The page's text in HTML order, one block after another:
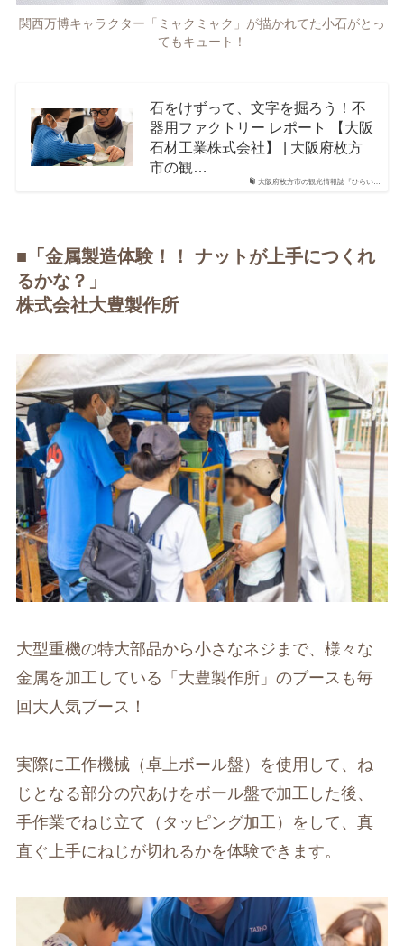
関西万博キャラクター「ミャクミャク」が描かれてた小石がとっ
てもキュート！
大阪府枚方市の観光情報誌『ひらい…
石をけずって、文字を掘ろう！不
器用ファクトリー レポート 【大阪
石材工業株式会社】 | 大阪府枚方
市の観…
■「金属製造体験！！ ナットが上手につくれ
るかな？」
株式会社大豊製作所
大型重機の特大部品から小さなネジまで、様々な
金属を加工している「大豊製作所」のブースも毎
回大人気ブース！
実際に工作機械（卓上ボール盤）を使用して、ね
じとなる部分の穴あけをボール盤で加工した後、
手作業でねじ立て（タッピング加工）をして、真
直ぐ上手にねじが切れるかを体験できます。